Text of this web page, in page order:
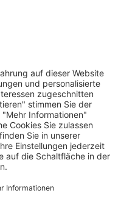
UNS
Widerrufsrecht